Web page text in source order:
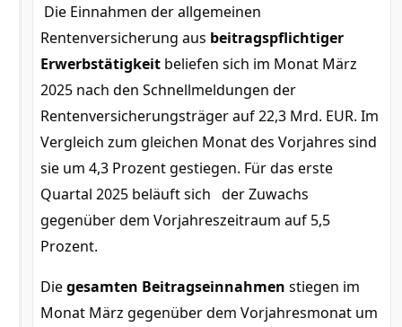
Die Einnahmen der allgemeinen
Rentenversicherung aus beitragspflichtiger
Erwerbstätigkeit beliefen sich im Monat März
2025 nach den Schnellmeldungen der
Rentenversicherungsträger auf 22,3 Mrd. EUR. Im
Vergleich zum gleichen Monat des Vorjahres sind
sie um 4,3 Prozent gestiegen. Für das erste
Quartal 2025 beläuft sich der Zuwachs
gegenüber dem Vorjahreszeitraum auf 5,5
Prozent.
Diegesamten Beitragseinnahmenstiegen im
Monat März gegenüber dem Vorjahresmonat um